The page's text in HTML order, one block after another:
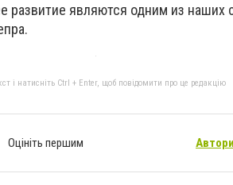
являются одним из наших
і натисніть Ctrl + Enter, щоб повідомити про це редакцію
Оцініть першим